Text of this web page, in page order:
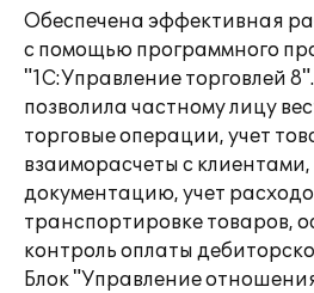
Обеспечена эффективная
с помощью программного
"1С:Управление торговлей
позволила частному лицу
торговые операции, учет
взаиморасчеты с
документацию, учет
транспортировке товаров,
контроль оплаты
Блок "Управление